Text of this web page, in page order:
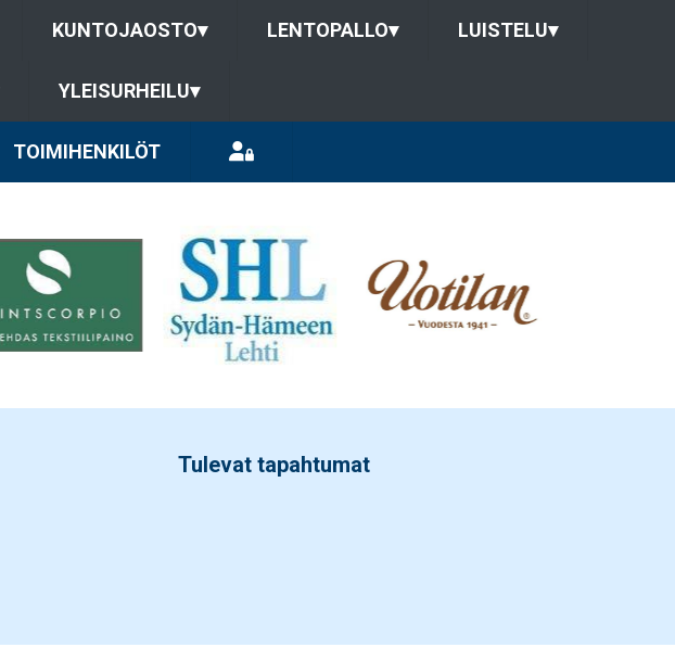
KUNTOJAOSTO▾ LENTOPALLO▾ LUISTELU▾
YLEISURHEILU▾
TOIMIHENKILÖT
Tulevat tapahtumat